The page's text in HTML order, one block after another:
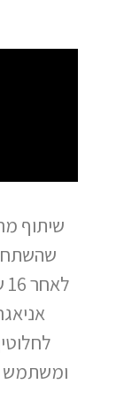
שיתוף
ומשתמש